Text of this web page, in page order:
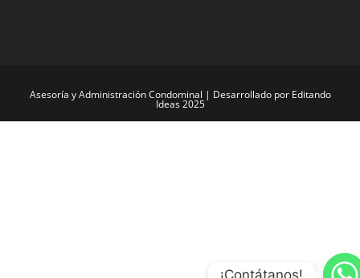
Asesoría y Administración Condominal | Desarrollado por Editando
Ideas 2025
¡Contátanos!